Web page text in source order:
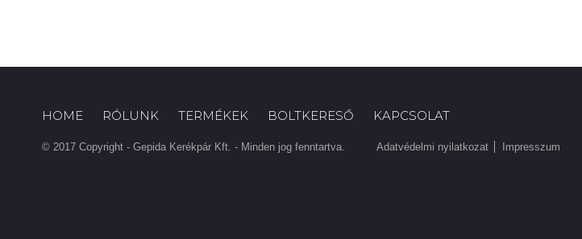
HOME RÓLUNK TERMÉKEK BOLTKERESŐ KAPCSOLAT
© 2017 Copyright - Gepida Kerékpár Kft. - Minden jog fenntartva. Adatvédelmi nyilatkozat Impresszum